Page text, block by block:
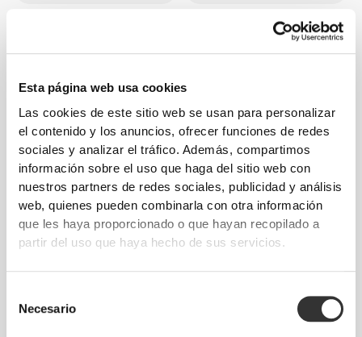
Esta página web usa cookies
Las cookies de este sitio web se usan para personalizar
el contenido y los anuncios, ofrecer funciones de redes
sociales y analizar el tráfico. Además, compartimos
información sobre el uso que haga del sitio web con
nuestros partners de redes sociales, publicidad y análisis
web, quienes pueden combinarla con otra información
que les haya proporcionado o que hayan recopilado a
partir del uso que haya hecho de sus servicios.
Necesario
packs of 14)
All Peanuts - Barrita de
Cacahuete y Chocolate